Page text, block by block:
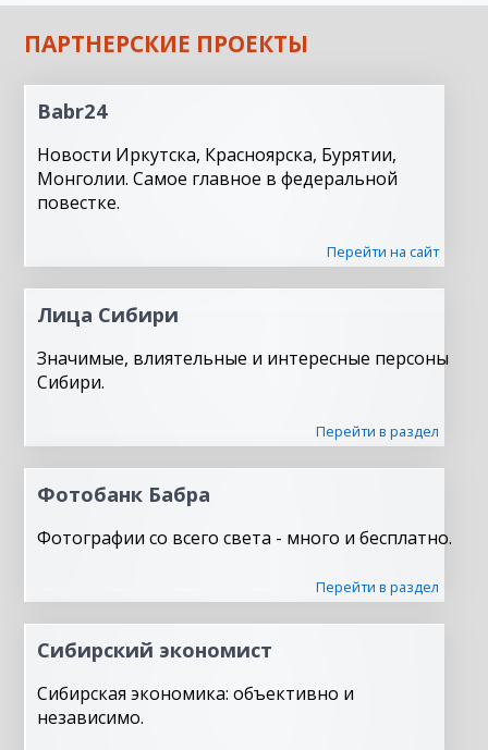
ПАРТНЕРСКИЕ ПРОЕКТЫ
Babr24
Новости Иркутска, Красноярска, Бурятии,
Монголии. Самое главное в федеральной
повестке.
Перейти на сайт
Лица Сибири
Значимые, влиятельные и интересные персоны
Сибири.
Перейти в раздел
Фотобанк Бабра
Фотографии со всего света - много и бесплатно.
Перейти в раздел
Сибирский экономист
Сибирская экономика: объективно и
независимо.